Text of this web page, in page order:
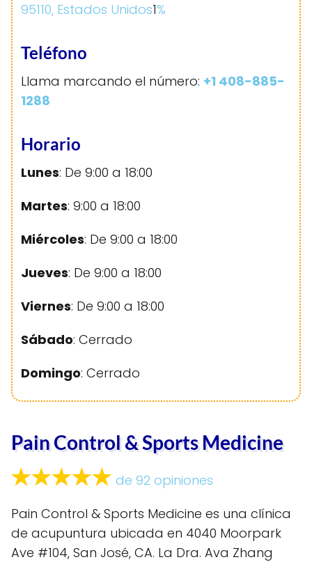
95110, Estados Unidos1%
Teléfono
Llama marcando el número: +1 408-885-
1288
Horario
Lunes: De 9:00 a 18:00
Martes: 9:00 a 18:00
Miércoles: De 9:00 a 18:00
Jueves: De 9:00 a 18:00
Viernes: De 9:00 a 18:00
Sábado: Cerrado
Domingo: Cerrado
Pain Control & Sports Medicine
de 92 opiniones
Pain Control & Sports Medicine es una clínica
de acupuntura ubicada en 4040 Moorpark
Ave #104, San José, CA. La Dra. Ava Zhang